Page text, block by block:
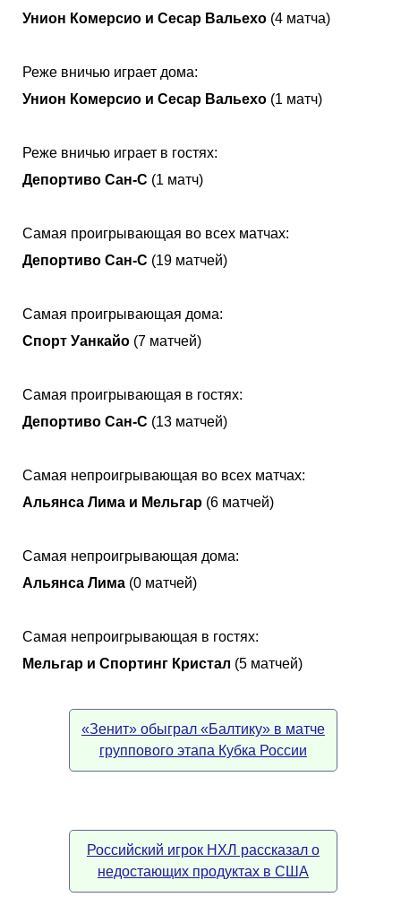
Унион Комерсио и Сесар Вальехо (4 матча)
Реже вничью играет дома:
Унион Комерсио и Сесар Вальехо (1 матч)
Реже вничью играет в гостях:
Депортиво Сан-С (1 матч)
Самая проигрывающая во всех матчах:
Депортиво Сан-С (19 матчей)
Самая проигрывающая дома:
Спорт Уанкайо (7 матчей)
Самая проигрывающая в гостях:
Депортиво Сан-С (13 матчей)
Самая непроигрывающая во всех матчах:
Альянса Лима и Мельгар (6 матчей)
Самая непроигрывающая дома:
Альянса Лима (0 матчей)
Самая непроигрывающая в гостях:
Мельгар и Спортинг Кристал (5 матчей)
«Зенит» обыграл «Балтику» в матче
группового этапа Кубка России
Российский игрок НХЛ рассказал о
недостающих продуктах в США